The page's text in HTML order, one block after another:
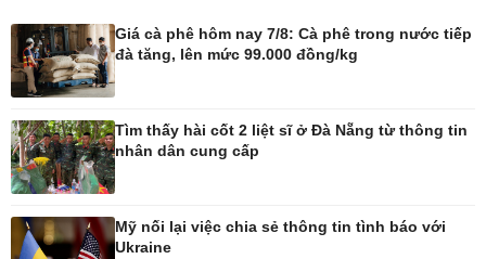
Kinh tế
Bất động sản
Khởi nghiệp
Thị trường
Chứng khoán
Giá cà phê
Giá cà phê hôm nay 7/8: Cà phê trong nước tiếp
đà tăng, lên mức 99.000 đồng/kg
Tìm thấy hài cốt 2 liệt sĩ ở Đà Nẵng từ thông tin
nhân dân cung cấp
Mỹ nối lại việc chia sẻ thông tin tình báo với
Ukraine